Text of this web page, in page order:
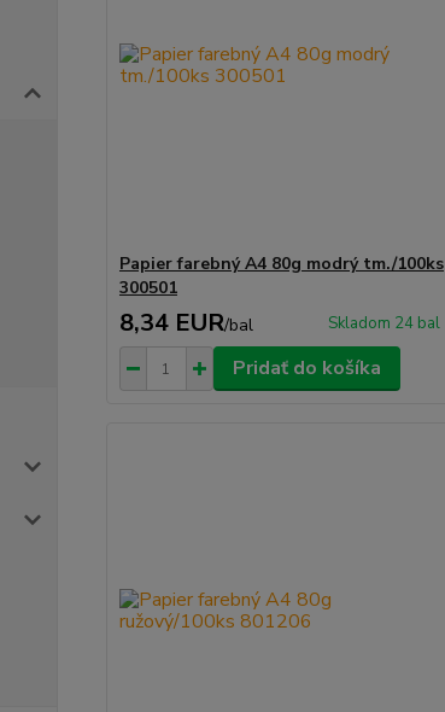
Papier farebný A4 80g modrý tm./100ks
300501
8,34 EUR/bal Skladom 24 bal
Pridať do košíka